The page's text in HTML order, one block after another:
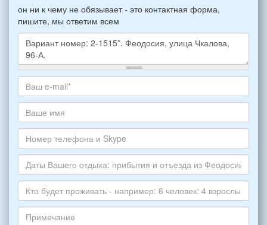
он ни к чему не обязывает - это контактная форма,
пишите, мы ответим всем
Какое
жилье
хотите
снять,
укажите
пожалуйста
НОМЕР
варианта:
*
Ваш
адрес
электронной
почты
*
Ваше
имя
Номер
телефона
и
Skype
Даты
Вашего
отдыха:
прибытия
Кто
будет